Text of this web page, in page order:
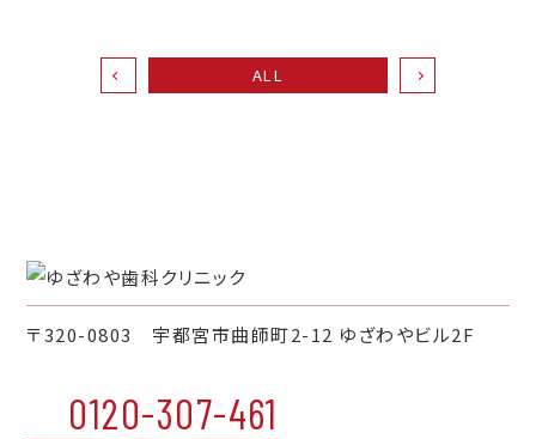
ALL
〒320-0803 宇都宮市曲師町2-12 ゆざわやビル2F
0120-307-461